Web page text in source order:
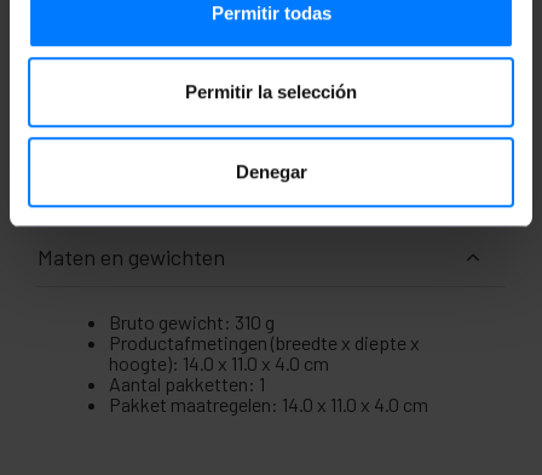
Permitir todas
Permitir la selección
Denegar
vertind koperdraad
Drievoudige afscherming met aluminium pad
voor hogere kwaliteit
Maakt betrouwbare
langeafstandsverbindingen mogelijk
flexibele en resistente kabel
Beschermt het signaal met een buitenlaag van
Maten en gewichten
Bruto gewicht: 310 g
Productafmetingen (breedte x diepte x
hoogte): 14.0 x 11.0 x 4.0 cm
Aantal pakketten: 1
Pakket maatregelen: 14.0 x 11.0 x 4.0 cm